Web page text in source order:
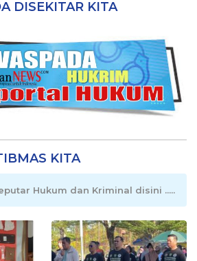
DISEKITAR KITA
KITA
Hukum dan Kriminal disini .....